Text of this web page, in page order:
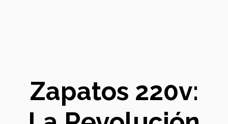
Zapatos 220v: